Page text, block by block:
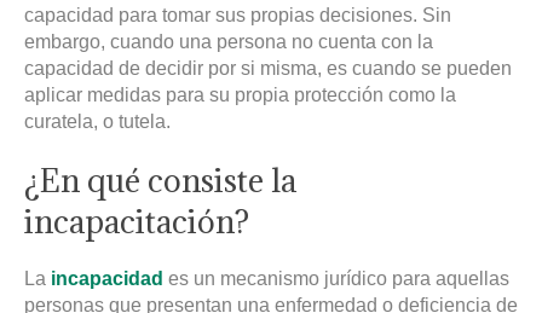
capacidad para tomar sus propias decisiones. Sin
embargo, cuando una persona no cuenta con la
capacidad de decidir por si misma, es cuando se pueden
aplicar medidas para su propia protección como la
curatela, o tutela.
¿En qué consiste la
incapacitación?
La incapacidad es un mecanismo jurídico para aquellas
personas que presentan una enfermedad o deficiencia de